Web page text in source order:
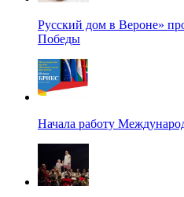
Русский дом в Вероне»
Победы
Начала работу